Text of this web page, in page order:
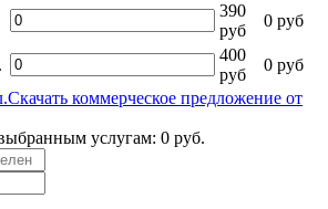
390
руб
0 руб
400
руб
0 руб
Скачать коммерческое предложение от
услугам: 0 руб.